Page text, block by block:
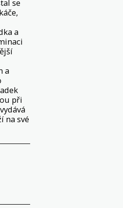
se
a
a
při
na své